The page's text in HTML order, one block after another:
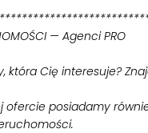
— Agenci PRO
która Cię interesuje?
ofercie posiadamy